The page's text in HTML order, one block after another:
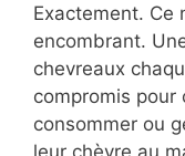
Exactement. Ce
encombrant.
chevreaux
compromis pour
consommer ou